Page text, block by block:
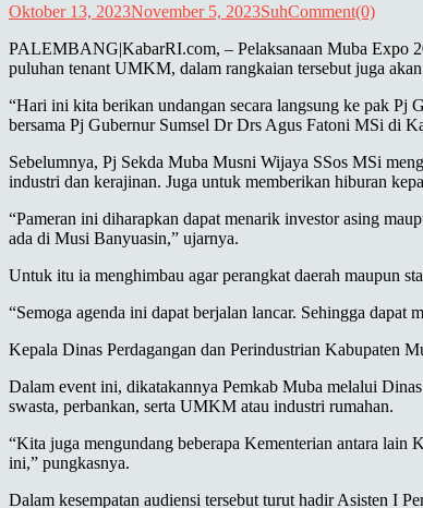
Oktober 13, 2023November 5, 2023SuhComment(0)
PALEMBANG|KabarRI.com, – Pelaksanaan Muba Expo
puluhan tenant UMKM, dalam rangkaian tersebut juga
“Hari ini kita berikan undangan secara langsung ke pak Pj
bersama Pj Gubernur Sumsel Dr Drs Agus Fatoni MSi di
Sebelumnya, Pj Sekda Muba Musni Wijaya SSos MSi
industri dan kerajinan. Juga untuk memberikan hiburan
“Pameran ini diharapkan dapat menarik investor asing
ada di Musi Banyuasin,” ujarnya.
Untuk itu ia menghimbau agar perangkat daerah maupun
“Semoga agenda ini dapat berjalan lancar. Sehingga dapat
Kepala Dinas Perdagangan dan Perindustrian Kabupaten
Dalam event ini, dikatakannya Pemkab Muba melalui
swasta, perbankan, serta UMKM atau industri rumahan.
“Kita juga mengundang beberapa Kementerian antara
ini,” pungkasnya.
Dalam kesempatan audiensi tersebut turut hadir Asisten I